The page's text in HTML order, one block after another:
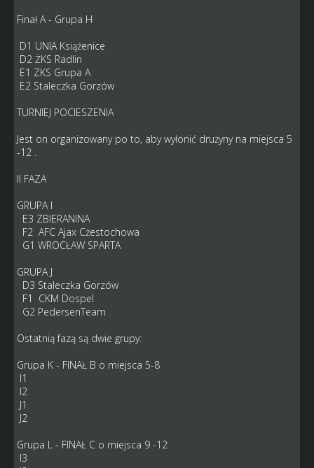
Finał A - Grupa H
D1 UNIA Książenice
D2 ŻKS Radlin
E1 ZKS Grupa A
E2 Staleczka Gorzów
TURNIEJ POCIESZENIA
Jest on organizowany po to, aby wyłonić drużyny na miejsca 5
-12 .
II FAZA
GRUPA I
E3 ZBIERANINA
F2 AFC Ajax Cżestochowa
G1 WROCŁAW SPARTA
GRUPA J
D3 Staleczka Gorzów
F1 CKM Dospel
G2 PedersenTeam
Ostatnią fazą są dwie grupy:
Grupa K - FINAŁ B o miejsca 5-8
I1
I2
J1
J2
Grupa L - FINAŁ C o miejsca 9 -12
I3